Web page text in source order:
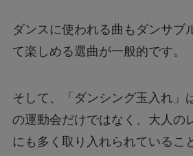
ダンスに使われる曲もダンサブ
て楽しめる選曲が一般的です。
そして、「ダンシング玉入れ」
の運動会だけではなく、大人の
にも多く取り入れられているこ